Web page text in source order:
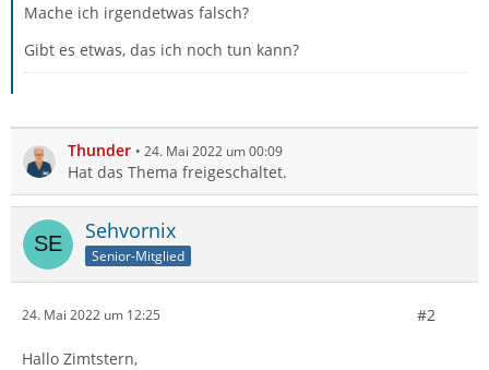
Mache ich irgendetwas falsch?
Gibt es etwas, das ich noch tun kann?
Thunder 24. Mai 2022 um 00:09
Hat das Thema freigeschaltet.
Sehvornix
Senior-Mitglied
24. Mai 2022 um 12:25 #2
Hallo Zimtstern,